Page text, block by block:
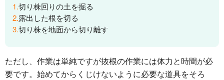
切り株回りの土を掘る
露出した根を切る
切り株を地面から切り離す
ただし、作業は単純ですが抜根の作業には体力と時間が必
要です。始めてからくじけないように必要な道具をそろ